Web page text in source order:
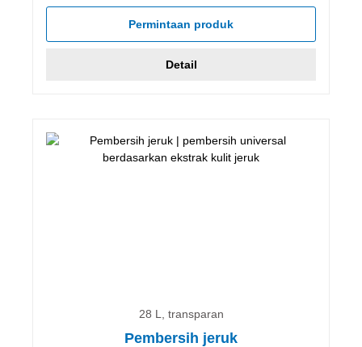
Permintaan produk
Detail
28 L, transparan
Pembersih jeruk